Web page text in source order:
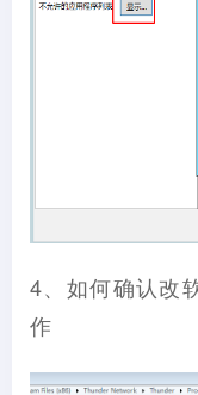
4、如何确认改
作